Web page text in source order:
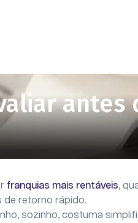
antes
franquias mais rentáveis,
de retorno rápido.
sozinho, costuma